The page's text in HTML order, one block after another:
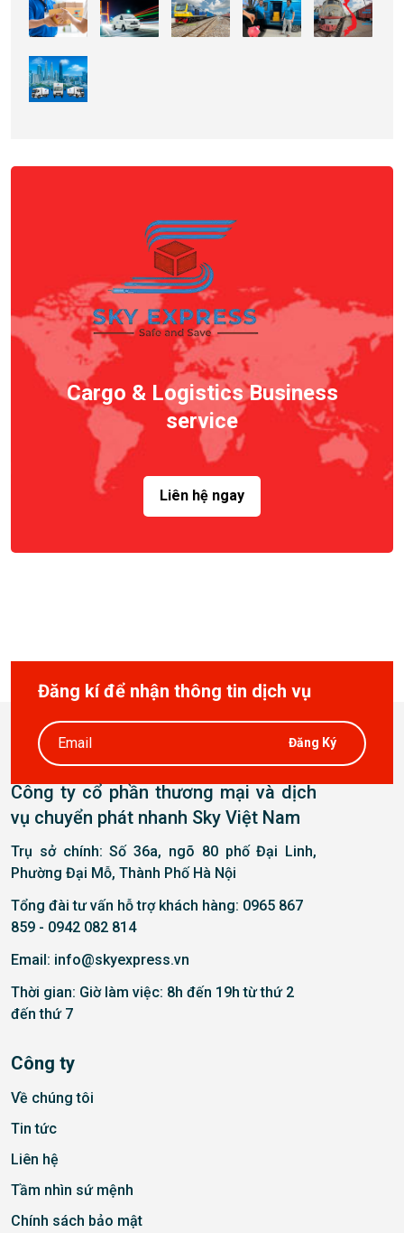
Cargo & Logistics Business
service
Liên hệ ngay
Đăng kí để nhận thông tin dịch vụ
Đăng Ký
Công ty cổ phần thương mại và dịch
vụ chuyển phát nhanh Sky Việt Nam
Trụ sở chính: Số 36a, ngõ 80 phố Đại Linh,
Phường Đại Mỗ, Thành Phố Hà Nội
Tổng đài tư vấn hỗ trợ khách hàng: 0965 867
859 - 0942 082 814
Email: info@skyexpress.vn
Thời gian: Giờ làm việc: 8h đến 19h từ thứ 2
đến thứ 7
Công ty
Về chúng tôi
Tin tức
Liên hệ
Tầm nhìn sứ mệnh
Chính sách bảo mật